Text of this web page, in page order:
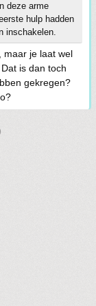
deze arme
hulp hadden
inschakelen.
maar je laat wel
is dan toch
gekregen?